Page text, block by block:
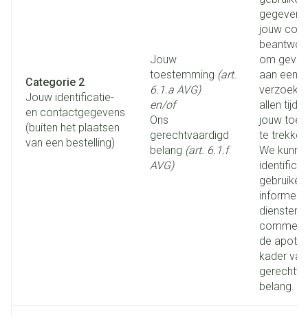
Categorie 2
Jouw identificatie-
en contactgegevens
(buiten het plaatsen
van een bestelling)
Jouw
toestemming (art.
6.1.a AVG)
en/of
Ons
gerechtvaardigd
belang (art. 6.1.f
AVG)
jouw
om
aan een
verzoek.
allen
jouw
te
We
diensten
de
kader
belang.